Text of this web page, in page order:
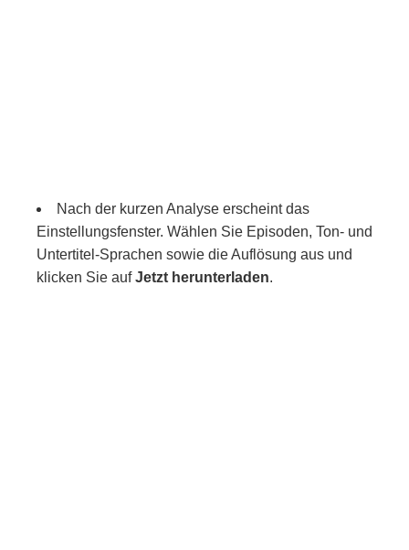
Nach der kurzen Analyse erscheint das
Einstellungsfenster. Wählen Sie Episoden, Ton- und
Untertitel-Sprachen sowie die Auflösung aus und
klicken Sie aufJetzt herunterladen.